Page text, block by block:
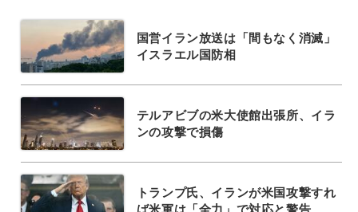
国営イラン放送は「間もなく消滅」
イスラエル国防相
テルアビブの米大使館出張所、イラ
ンの攻撃で損傷
トランプ氏、イランが米国攻撃すれ